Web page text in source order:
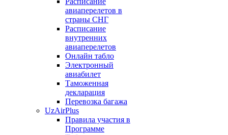
авиаперелетов в
страны СНГ
Расписание
внутренних
авиаперелетов
Онлайн табло
Электронный
авиабилет
Таможенная
декларация
Перевозка багажа
UzAirPlus
Правила участия в
Программе